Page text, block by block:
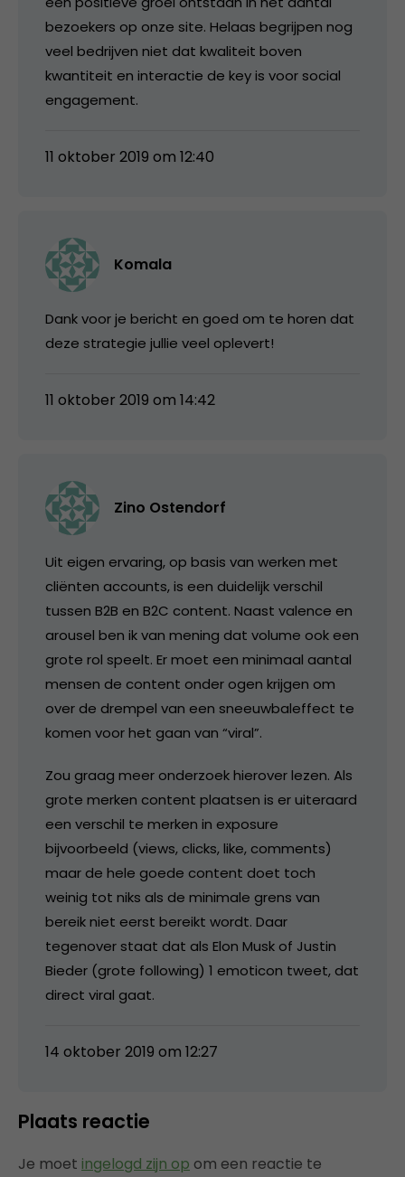
bezoekers op onze site. Helaas begrijpen nog
veel bedrijven niet dat kwaliteit boven
kwantiteit en interactie de key is voor social
engagement.
11 oktober 2019 om 12:40
Komala
Dank voor je bericht en goed om te horen dat
deze strategie jullie veel oplevert!
11 oktober 2019 om 14:42
Zino Ostendorf
Uit eigen ervaring, op basis van werken met
cliënten accounts, is een duidelijk verschil
tussen B2B en B2C content. Naast valence en
arousel ben ik van mening dat volume ook een
grote rol speelt. Er moet een minimaal aantal
mensen de content onder ogen krijgen om
over de drempel van een sneeuwbaleffect te
komen voor het gaan van “viral”.
Zou graag meer onderzoek hierover lezen. Als
grote merken content plaatsen is er uiteraard
een verschil te merken in exposure
bijvoorbeeld (views, clicks, like, comments)
maar de hele goede content doet toch
weinig tot niks als de minimale grens van
bereik niet eerst bereikt wordt. Daar
tegenover staat dat als Elon Musk of Justin
Bieder (grote following) 1 emoticon tweet, dat
direct viral gaat.
14 oktober 2019 om 12:27
Plaats reactie
Je moet ingelogd zijn op om een reactie te